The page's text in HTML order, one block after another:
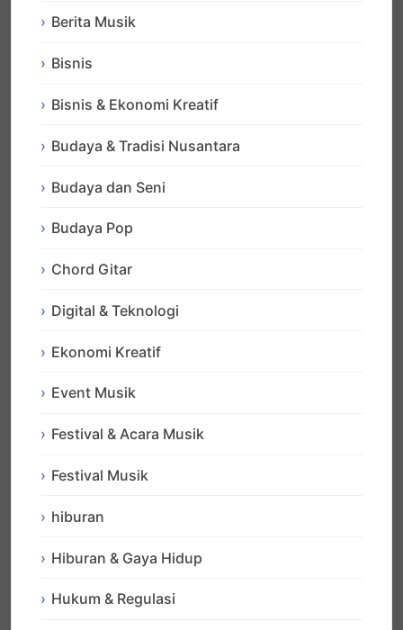
Berita Musik
Bisnis
Bisnis & Ekonomi Kreatif
Budaya & Tradisi Nusantara
Budaya dan Seni
Budaya Pop
Chord Gitar
Digital & Teknologi
Ekonomi Kreatif
Event Musik
Festival & Acara Musik
Festival Musik
hiburan
Hiburan & Gaya Hidup
Hukum & Regulasi